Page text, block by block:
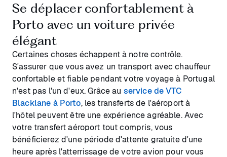
Se déplacer confortablement à
Porto avec un voiture privée
élégant
Certaines choses échappent à notre contrôle.
S'assurer que vous avez un transport avec chauffeur
confortable et fiable pendant votre voyage à Portugal
n'est pas l'un d'eux. Grâce au service de VTC
Blacklane à Porto, les transferts de l'aéroport à
l'hôtel peuvent être une expérience agréable. Avec
votre transfert aéroport tout compris, vous
bénéficierez d'une période d'attente gratuite d'une
heure après l'atterrissage de votre avion pour vous